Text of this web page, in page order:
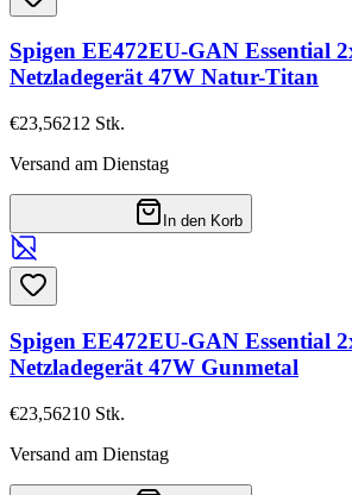
Spigen EE472EU-GAN Essential
Netzladegerät 47W Natur-Titan
€23,56212 Stk.
Versand am Dienstag
In den Korb
Spigen EE472EU-GAN Essential
Netzladegerät 47W Gunmetal
€23,56210 Stk.
Versand am Dienstag